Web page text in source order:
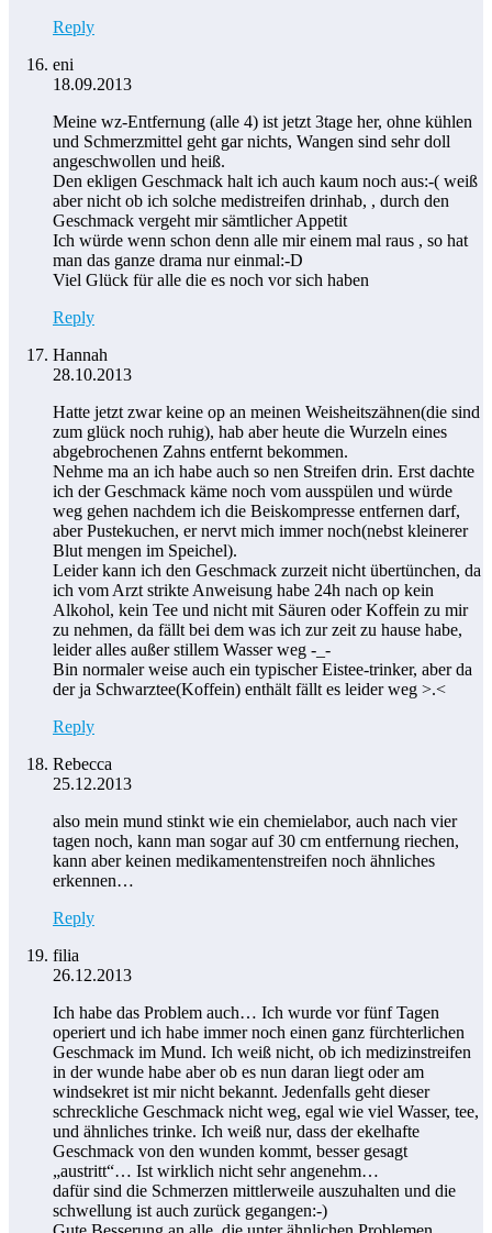
Reply
eni
18.09.2013
Meine wz-Entfernung (alle 4) ist jetzt 3tage her, ohne kühlen
und Schmerzmittel geht gar nichts, Wangen sind sehr doll
angeschwollen und heiß.
Den ekligen Geschmack halt ich auch kaum noch aus:-( weiß
aber nicht ob ich solche medistreifen drinhab, , durch den
Geschmack vergeht mir sämtlicher Appetit
Ich würde wenn schon denn alle mir einem mal raus , so hat
man das ganze drama nur einmal:-D
Viel Glück für alle die es noch vor sich haben
Reply
Hannah
28.10.2013
Hatte jetzt zwar keine op an meinen Weisheitszähnen(die sind
zum glück noch ruhig), hab aber heute die Wurzeln eines
abgebrochenen Zahns entfernt bekommen.
Nehme ma an ich habe auch so nen Streifen drin. Erst dachte
ich der Geschmack käme noch vom ausspülen und würde
weg gehen nachdem ich die Beiskompresse entfernen darf,
aber Pustekuchen, er nervt mich immer noch(nebst kleinerer
Blut mengen im Speichel).
Leider kann ich den Geschmack zurzeit nicht übertünchen, da
ich vom Arzt strikte Anweisung habe 24h nach op kein
Alkohol, kein Tee und nicht mit Säuren oder Koffein zu mir
zu nehmen, da fällt bei dem was ich zur zeit zu hause habe,
leider alles außer stillem Wasser weg -_-
Bin normaler weise auch ein typischer Eistee-trinker, aber da
der ja Schwarztee(Koffein) enthält fällt es leider weg >.<
Reply
Rebecca
25.12.2013
also mein mund stinkt wie ein chemielabor, auch nach vier
tagen noch, kann man sogar auf 30 cm entfernung riechen,
kann aber keinen medikamentenstreifen noch ähnliches
erkennen…
Reply
filia
26.12.2013
Ich habe das Problem auch… Ich wurde vor fünf Tagen
operiert und ich habe immer noch einen ganz fürchterlichen
Geschmack im Mund. Ich weiß nicht, ob ich medizinstreifen
in der wunde habe aber ob es nun daran liegt oder am
windsekret ist mir nicht bekannt. Jedenfalls geht dieser
schreckliche Geschmack nicht weg, egal wie viel Wasser, tee,
und ähnliches trinke. Ich weiß nur, dass der ekelhafte
Geschmack von den wunden kommt, besser gesagt
„austritt“… Ist wirklich nicht sehr angenehm…
dafür sind die Schmerzen mittlerweile auszuhalten und die
schwellung ist auch zurück gegangen:-)